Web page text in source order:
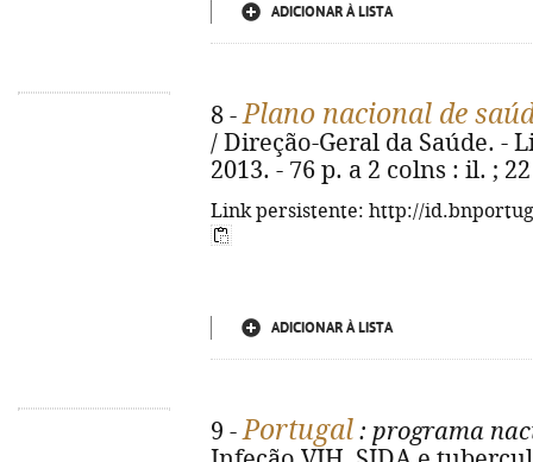
ADICIONAR À LISTA
8 -Plano nacional de
/ Direção-Geral da Saúde. -
2013. - 76 p. a 2 colns : il. ;
Link persistente: http://
ADICIONAR À LISTA
9 -Portugal : programa